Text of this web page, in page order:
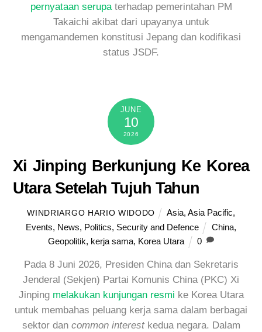
pernyataan serupaterhadap pemerintahan PM
Takaichi akibat dari upayanya untuk
mengamandemen konstitusi Jepang dan kodifikasi
status JSDF.
JUNE
10
2026
Xi Jinping Berkunjung Ke Korea
Utara Setelah Tujuh Tahun
WINDRIARGO HARIO WIDODO Asia, Asia Pacific,
Events, News, Politics, Security and Defence China,
Geopolitik, kerja sama, Korea Utara 0
Pada 8 Juni 2026, Presiden China dan Sekretaris
Jenderal (Sekjen) Partai Komunis China (PKC) Xi
Jinping melakukan kunjungan resmi ke Korea Utara
untuk membahas peluang kerja sama dalam berbagai
sektor dan common interestkedua negara. Dalam